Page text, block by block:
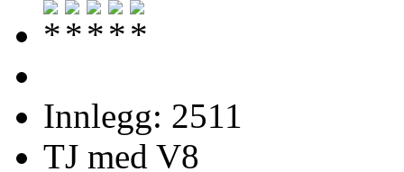
Innlegg: 2511
TJ med V8